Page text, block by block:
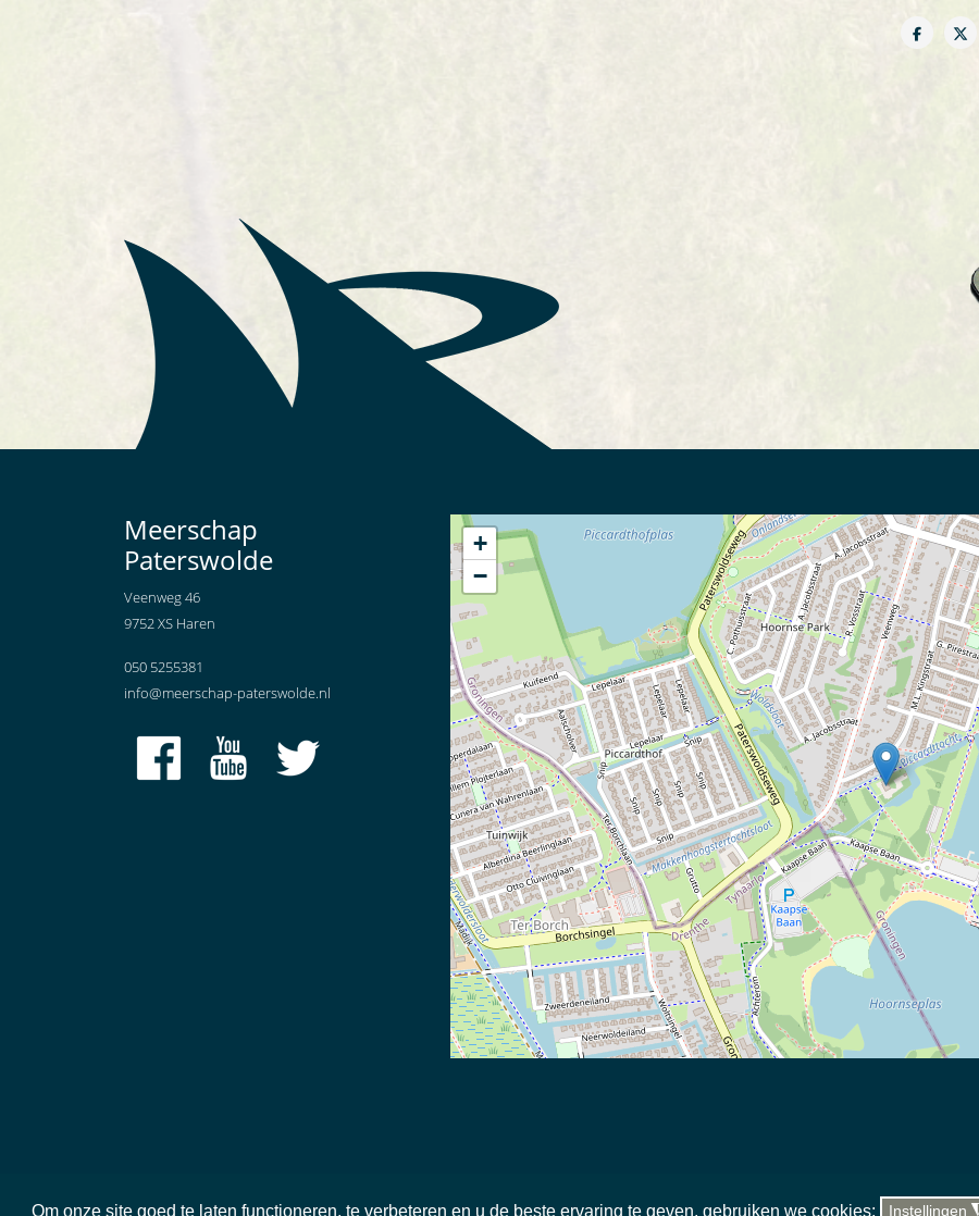
Om onze site goed te laten functioneren, te verbeteren en u de beste ervaring te geven, gebruiken we cookies: Instellingen
Meerschap
Paterswolde
Veenweg 46
9752 XS Haren
050 5255381
info@meerschap-paterswolde.nl
+
−